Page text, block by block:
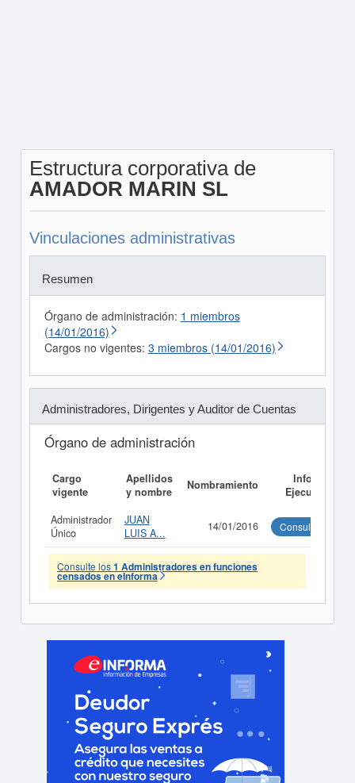
Estructura corporativa de
AMADOR MARIN SL
Vinculaciones administrativas
Resumen
Órgano de administración: 1 miembros
(14/01/2016)
Cargos no vigentes: 3 miembros (14/01/2016)
Administradores, Dirigentes y Auditor de Cuentas
Órgano de administración
Cargo
vigente
Apellidos
y nombre
Nombramiento
Informe
Ejecutivo
Administrador
Único
JUAN
LUIS A...
14/01/2016 Consultar
Consulte los1 Administradores en funciones
censados en eInforma